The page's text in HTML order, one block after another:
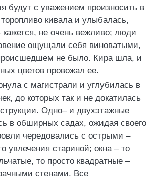
будут с уважением произносить в
кивала и улыбалась,
не очень вежливо; люди
ощущали себя виноватыми,
не было. Кира шла, и
цветов провожал ее.
с магистрали и углубилась в
до которых так и не докатилась
Одно– и двухэтажные
в обширных садах, ожидая своего
чередовались с острыми –
увлечения стариной; окна – то
то просто квадратные –
стенами. Все